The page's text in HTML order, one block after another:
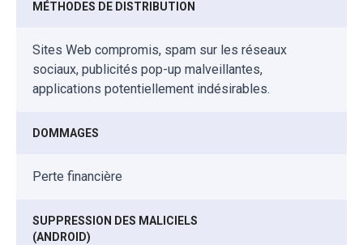
MÉTHODES DE DISTRIBUTION
Sites Web compromis, spam sur les réseaux
sociaux, publicités pop-up malveillantes,
applications potentiellement indésirables.
DOMMAGES
Perte financière
SUPPRESSION DES MALICIELS
(ANDROID)